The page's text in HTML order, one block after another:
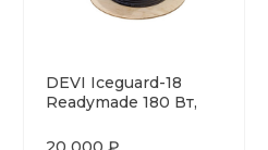
DEVI Iceguard-18
Readymade 180 Вт,
саморегулирующийся